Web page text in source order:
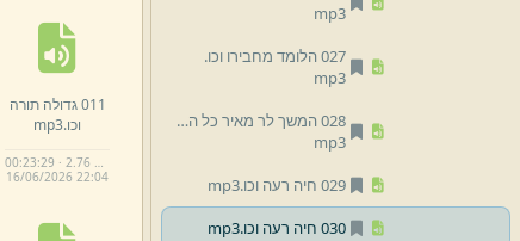
mp3
027 הלומד מחבירו וכו.
mp3
028 המשך לר מאיר כל העסק.
mp3
029 חיה רעה וכו.
mp3
030 חיה רעה וכו.
mp3
011 גדולה תורה
וכו.mp3
00:23:29 · 2.76 MB
16/06/2026 22:04